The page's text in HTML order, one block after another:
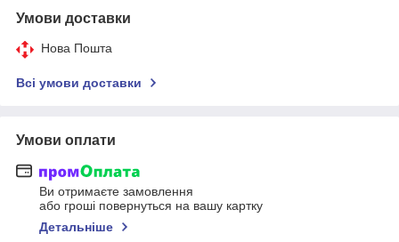
Умови доставки
Нова Пошта
Всі умови доставки
Умови оплати
Ви отримаєте замовлення
або гроші повернуться на вашу картку
Детальніше